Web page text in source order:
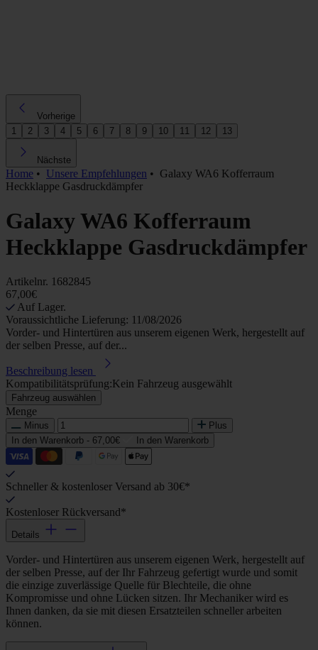
Vorherige
1
2 3 4 5 6 7 8 9 10 11 12 13
Nächste
Home • Unsere Empfehlungen • Galaxy WA6 Kofferraum
Heckklappe Gasdruckdämpfer
Galaxy WA6 Kofferraum
Heckklappe Gasdruckdämpfer
Artikelnr. 1682845
67,00€
Auf Lager.
Voraussichtliche Lieferung: 11/08/2026
Vorder- und Hintertüren aus unserem eigenen Werk, hergestellt auf
der selben Presse, auf der...
Beschreibung lesen
Kompatibilitätsprüfung:Kein Fahrzeug ausgewählt
Fahrzeug auswählen
Menge
Minus
Plus
In den Warenkorb - 67,00€ In den Warenkorb
Schneller & kostenloser Versand ab 30€*
Kostenloser Rückversand*
Details
Vorder- und Hintertüren aus unserem eigenen Werk, hergestellt auf
der selben Presse, auf der Ihr Fahrzeug gefertigt wurde und somit
die einzige zuverlässige Quelle für Blechteile, die ohne
Kompromisse und ohne Lücken sitzen. Ihr Mechaniker wird es
Ihnen danken, da sie mit diesen Ersatzteilen schneller arbeiten
können.